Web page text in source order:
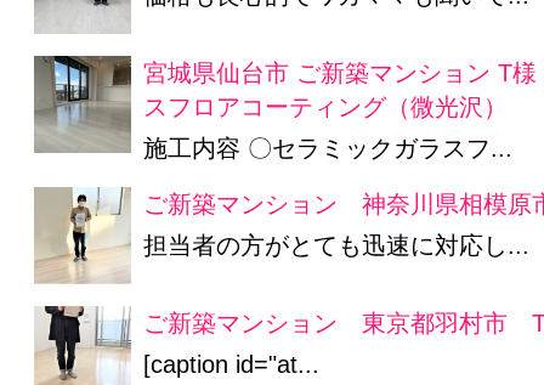
宮城県仙台市 ご新築マンション T
スフロアコーティング（微光沢）
施工内容 〇セラミックガラスフ...
ご新築マンション 神奈川県相模
担当者の方がとても迅速に対応し...
ご新築マンション 東京都羽村市
[caption id="at...